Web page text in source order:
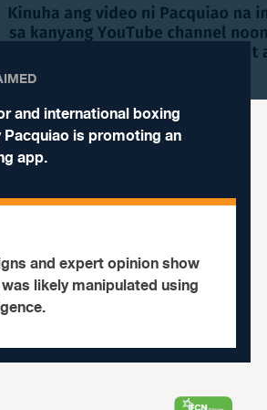
and international boxing
is promoting an
app.
and expert opinion show
likely manipulated using